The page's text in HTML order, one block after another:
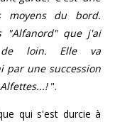
moyens du bord.
"Alfanord" que j'ai
de loin. Elle va
par une succession
".
qui s'est durcie à